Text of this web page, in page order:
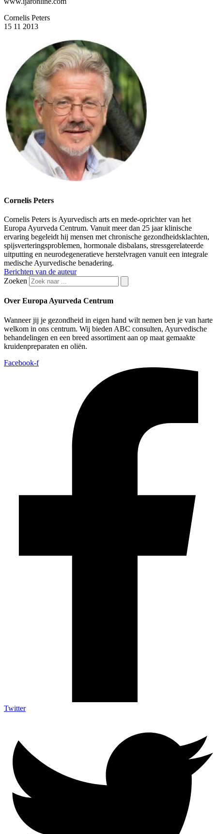
Cornelis Peters
15 11 2013
Cornelis Peters
Cornelis Peters is Ayurvedisch arts en mede-oprichter van het
Europa Ayurveda Centrum. Vanuit meer dan 25 jaar klinische
ervaring begeleidt hij mensen met chronische gezondheidsklachten,
spijsverteringsproblemen, hormonale disbalans, stressgerelateerde
uitputting en neurodegeneratieve herstelvragen vanuit een integrale
medische Ayurvedische benadering.
Berichten van de auteur
Zoeken
Over Europa Ayurveda Centrum
Wanneer jij je gezondheid in eigen hand wilt nemen ben je van harte
welkom in ons centrum. Wij bieden ABC consulten, Ayurvedische
behandelingen en een breed assortiment aan op maat gemaakte
kruidenpreparaten en oliën.
Facebook-f
Twitter